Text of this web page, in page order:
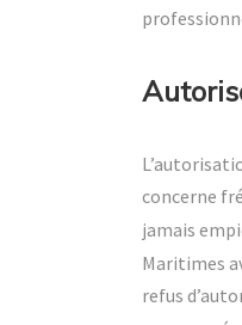
concerne
jamais
Maritimes
refus